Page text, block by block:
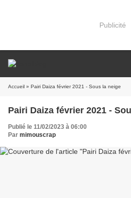
Publicité
Accueil » Pairi Daiza février 2021 - Sous la neige
Pairi Daiza février 2021 -
Publié le 11/02/2023 à 06:00
Par mimouscrap